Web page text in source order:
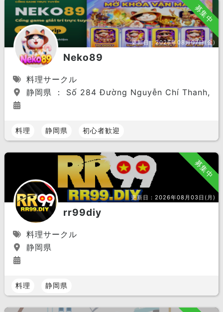
募集中
更新日：2026年08月07日(金)
Neko89
料理サークル
静岡県 ： Số 284 Đường Nguyễn Chí Thanh,
料理 静岡県 初心者歓迎
募集中
更新日： 2026年08月03日(月)
rr99diy
料理サークル
静岡県
料理 静岡県